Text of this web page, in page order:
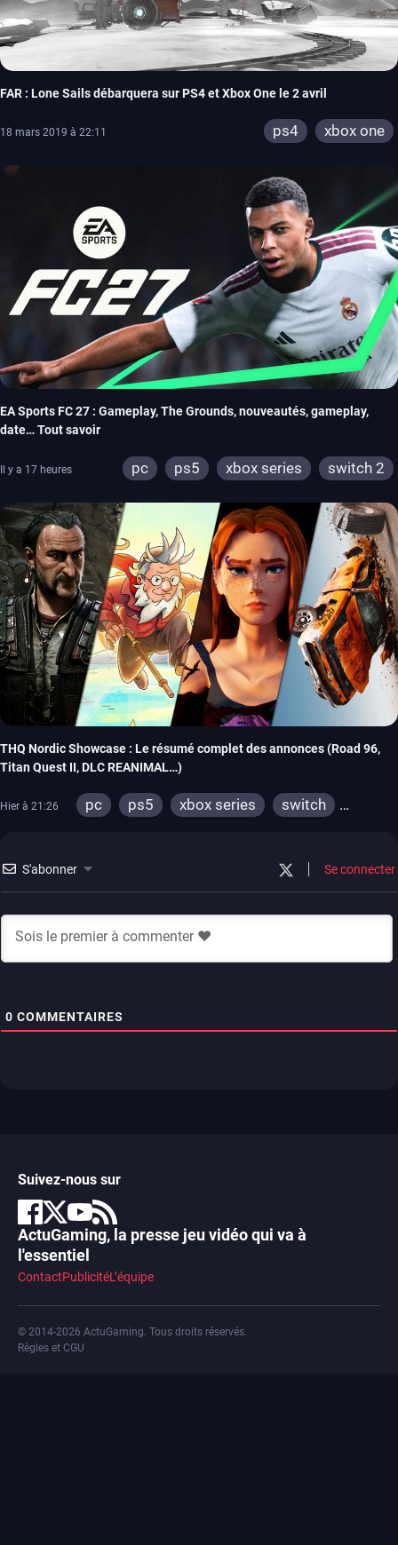
FAR : Lone Sails débarquera sur PS4 et Xbox One le 2 avril
18 mars 2019 à 22:11 ps4 xbox one
EA Sports FC 27 : Gameplay, The Grounds, nouveautés, gameplay,
date… Tout savoir
Il y a 17 heures pc ps5 xbox series switch 2
THQ Nordic Showcase : Le résumé complet des annonces (Road 96,
Titan Quest II, DLC REANIMAL…)
Hier à 21:26 pc ps5 xbox series
switch
S'abonner Se connecter
0 COMMENTAIRES
Suivez-nous sur
ActuGaming, la presse jeu vidéo qui va à
l'essentiel
ContactPublicitéL’équipe
© 2014-2026 ActuGaming. Tous droits réservés.
Règles et CGU